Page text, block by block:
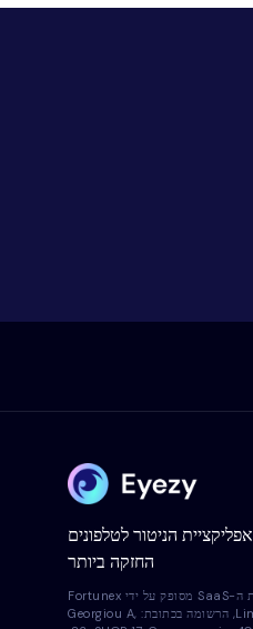
אפליקציית הניטור לטלפונים
החזקה ביותר
שירות ה-SaaS מסופק על ידי Fortunex
Limited, הרשומה בכתובת: Georgiou A,